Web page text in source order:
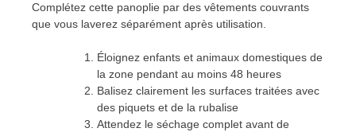
Complétez cette panoplie par des vêtements couvrants
que vous laverez séparément après utilisation.
Éloignez enfants et animaux domestiques de
la zone pendant au moins 48 heures
Balisez clairement les surfaces traitées avec
des piquets et de la rubalise
Attendez le séchage complet avant de